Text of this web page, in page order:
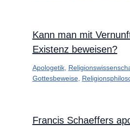
Kann man mit
Existenz beweisen?
Apologetik,
Gottesbeweise,
Francis Schaeffers